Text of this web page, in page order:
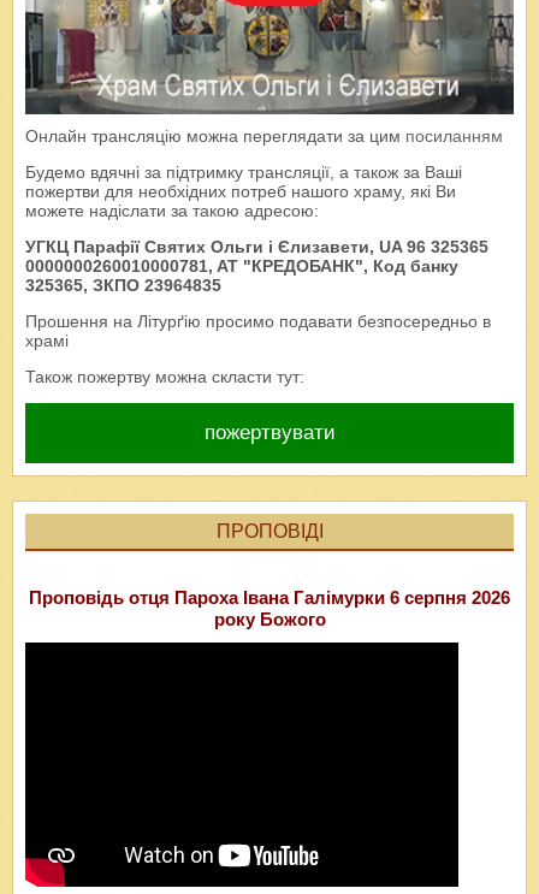
Онлайн трансляцію можна переглядати за цим посиланням
Будемо вдячні за підтримку трансляції, а також за Ваші
пожертви для необхідних потреб нашого храму, які Ви
можете надіслати за такою адресою:
УГКЦ Парафії Святих Ольги і Єлизавети, UA 96 325365
0000000260010000781, AT "КРЕДОБАНК", Код банку
325365, ЗКПО 23964835
Прошення на Літурґію просимо подавати безпосередньо в
храмі
Також пожертву можна скласти тут:
пожертвувати
ПРОПОВІДІ
Проповідь отця Пароха Івана Галімурки 6 серпня 2026
року Божого